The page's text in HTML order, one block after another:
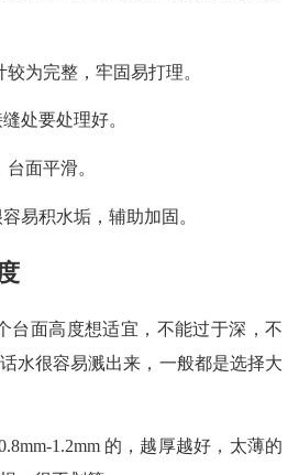
为完整，牢固易打理。
处要处理好。
面平滑。
易积水垢，辅助加固。
台面高度想适宜，不能过于深，不
水很容易溅出来，一般都是选择大
1.2mm 的，越厚越好，太薄的